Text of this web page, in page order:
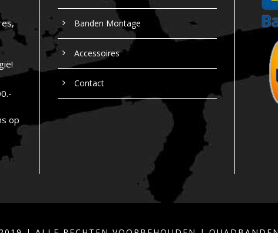
op
Banden Montage
Accessoires
Contact